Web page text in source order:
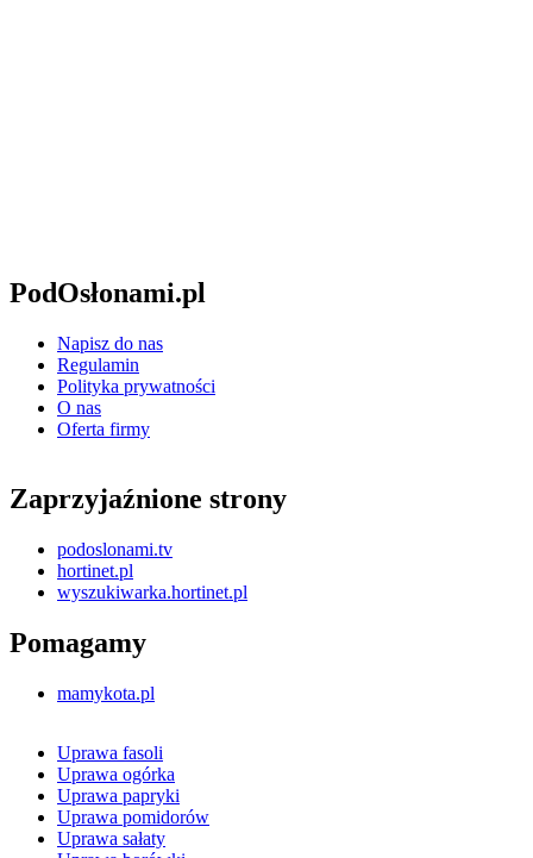
PodOsłonami.pl
Napisz do nas
Regulamin
Polityka prywatności
O nas
Oferta firmy
Zaprzyjaźnione strony
podoslonami.tv
hortinet.pl
wyszukiwarka.hortinet.pl
Pomagamy
mamykota.pl
Uprawa fasoli
Uprawa ogórka
Uprawa papryki
Uprawa pomidorów
Uprawa sałaty